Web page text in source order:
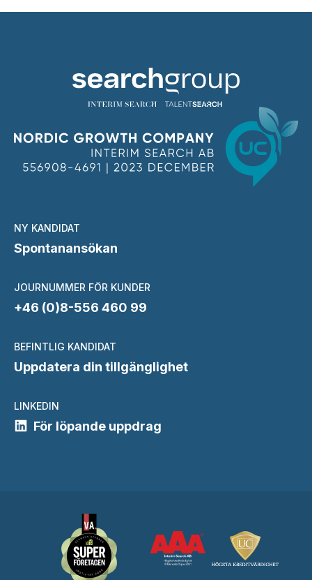
NY KANDIDAT
Spontanansökan
JOURNUMMER FÖR KUNDER
+46 (0)8-556 460 99
BEFINTLIG KANDIDAT
Uppdatera din tillgänglighet
LINKEDIN
För löpande uppdrag